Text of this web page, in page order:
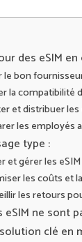
des eSIM
le bon
la compatibilité
et distribuer les
les employés
type :
et gérer les
les coûts et
les retours
ne sont
clé